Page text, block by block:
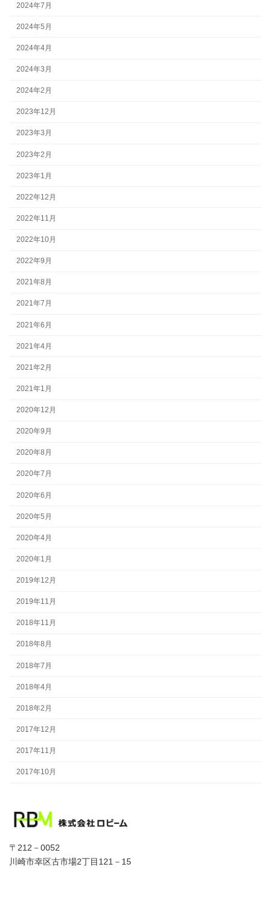
2024年7月
2024年5月
2024年4月
2024年3月
2024年2月
2023年12月
2023年3月
2023年2月
2023年1月
2022年12月
2022年11月
2022年10月
2022年9月
2021年8月
2021年7月
2021年6月
2021年4月
2021年2月
2021年1月
2020年12月
2020年9月
2020年8月
2020年7月
2020年6月
2020年5月
2020年4月
2020年1月
2019年12月
2019年11月
2018年11月
2018年8月
2018年7月
2018年4月
2018年2月
2017年12月
2017年11月
2017年10月
〒212－0052
川崎市幸区古市場2丁目121－15